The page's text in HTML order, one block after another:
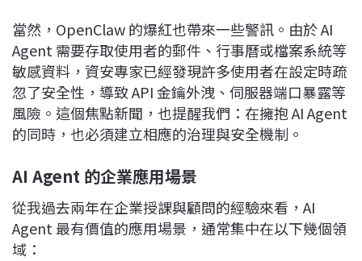
當然，OpenClaw 的爆紅也帶來一些警訊。由於 AI
Agent 需要存取使用者的郵件、行事曆或檔案系統等
敏感資料，資安專家已經發現許多使用者在設定時疏
忽了安全性，導致 API 金鑰外洩、伺服器端口暴露等
風險。這個焦點新聞，也提醒我們：在擁抱 AI Agent
的同時，也必須建立相應的治理與安全機制。
AI Agent 的企業應用場景
從我過去兩年在企業授課與顧問的經驗來看，AI
Agent 最有價值的應用場景，通常集中在以下幾個領
域：